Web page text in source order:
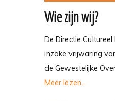
Wie zijn wij?
De Directie
inzake vrijwaring
de Gewestelijke
Meer lezen...